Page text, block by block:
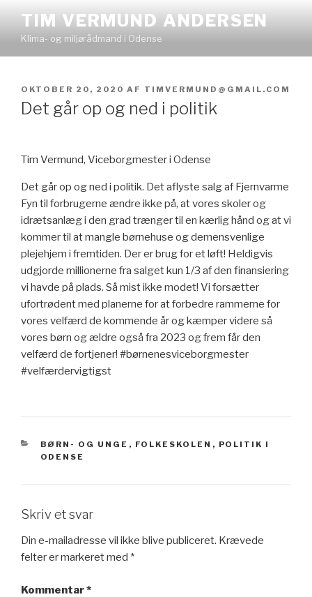
indhold
TIM VERMUND ANDERSEN
Klima- og miljørådmand i Odense
UDGIVET
DEN
OKTOBER 20, 2020 AF TIMVERMUND@GMAIL.COM
Det går op og ned i politik
Tim Vermund, Viceborgmester i Odense
Det går op og ned i politik. Det aflyste salg af Fjernvarme
Fyn til forbrugerne ændre ikke på, at vores skoler og
idrætsanlæg i den grad trænger til en kærlig hånd og at vi
kommer til at mangle børnehuse og demensvenlige
plejehjem i fremtiden. Der er brug for et løft! Heldigvis
udgjorde millionerne fra salget kun 1/3 af den finansiering
vi havde på plads. Så mist ikke modet! Vi forsætter
ufortrødent med planerne for at forbedre rammerne for
vores velfærd de kommende år og kæmper videre så
vores børn og ældre også fra 2023 og frem får den
velfærd de fortjener! #børnenesviceborgmester
#velfærdervigtigst
KATEGORIER
BØRN- OG UNGE , FOLKESKOLEN , POLITIK I
ODENSE
Skriv et svar
Din e-mailadresse vil ikke blive publiceret. Krævede
felter er markeret med *
Kommentar*